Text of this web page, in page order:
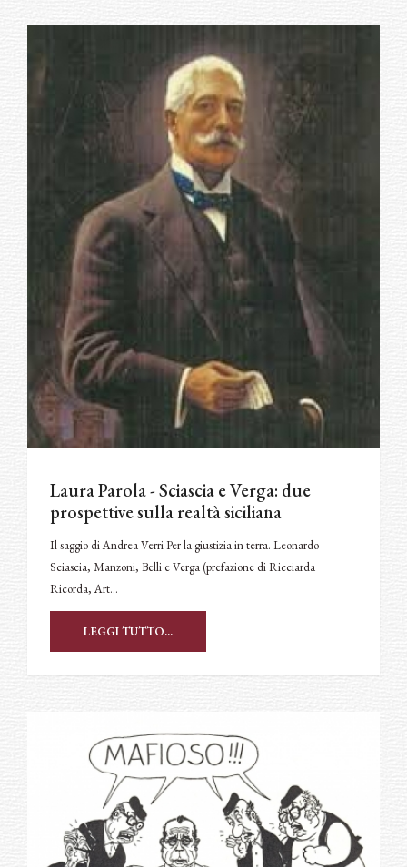
Laura Parola - Sciascia e Verga: due
prospettive sulla realtà siciliana
Il saggio di Andrea Verri Per la giustizia in terra. Leonardo
Sciascia, Manzoni, Belli e Verga (prefazione di Ricciarda
Ricorda, Art…
LEGGI TUTTO...